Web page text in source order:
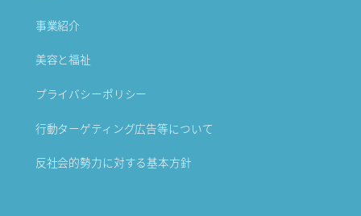
事業紹介
美容と福祉
プライバシーポリシー
行動ターゲティング広告等について
反社会的勢力に対する基本方針